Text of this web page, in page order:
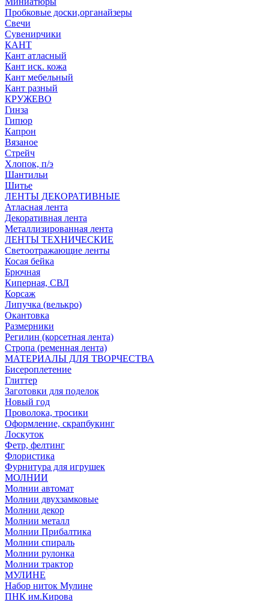
Пробковые доски,органайзеры
Свечи
Сувенирчики
КАНТ
Кант атласный
Кант иск. кожа
Кант мебельный
Кант разный
КРУЖЕВО
Гинза
Гипюр
Капрон
Вязаное
Стрейч
Хлопок, п/э
Шантильи
Шитье
ЛЕНТЫ ДЕКОРАТИВНЫЕ
Атласная лента
Декоративная лента
Металлизированная лента
ЛЕНТЫ ТЕХНИЧЕСКИЕ
Светоотражающие ленты
Косая бейка
Брючная
Киперная, СВЛ
Корсаж
Липучка (велькро)
Окантовка
Размерники
Регилин (корсетная лента)
Стропа (ременная лента)
МАТЕРИАЛЫ ДЛЯ ТВОРЧЕСТВА
Бисероплетение
Глиттер
Заготовки для поделок
Новый год
Проволока, тросики
Оформление, скрапбукинг
Лоскуток
Фетр, фелтинг
Флористика
Фурнитура для игрушек
МОЛНИИ
Молнии автомат
Молнии двухзамковые
Молнии декор
Молнии металл
Молнии Прибалтика
Молнии спираль
Молнии рулонка
Молнии трактор
МУЛИНЕ
Набор ниток Мулине
ПНК им.Кирова